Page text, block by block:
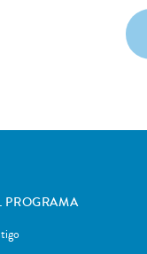
PROGRAMA